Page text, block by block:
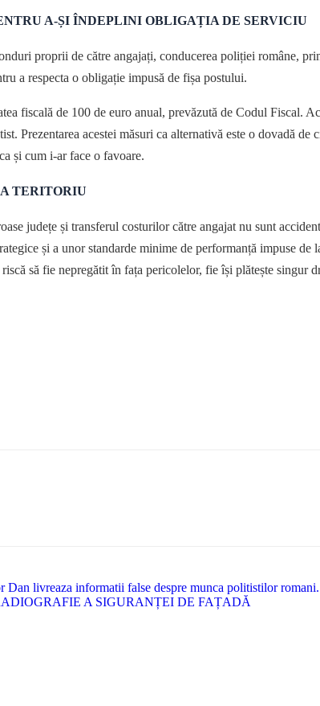
A-ȘI ÎNDEPLINI OBLIGAȚIA DE SERVICIU
proprii de către angajați, conducerea poliției române,
a respecta o obligație impusă de fișa postului.
fiscală de 100 de euro anual, prevăzută de Codul Fiscal.
Prezentarea acestei măsuri ca alternativă este o dovadă
și cum i-ar face o favoare.
TERITORIU
județe și transferul costurilor către angajat nu sunt
și a unor standarde minime de performanță impuse
să fie nepregătit în fața pericolelor, fie își plătește
Dan livreaza informatii false despre munca politistilor romani.
A SIGURANȚEI DE FAȚADĂ